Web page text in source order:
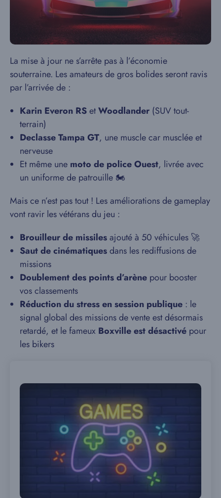
La mise à jour ne s’arrête pas à l’économie
souterraine. Les amateurs de gros bolides seront ravis
par l’arrivée de :
Karin Everon RSetWoodlander (SUV tout-
terrain)
Declasse Tampa GT, une muscle car musclée et
nerveuse
Et même une moto de police Ouest, livrée avec
un uniforme de patrouille 🏍️
Mais ce n’est pas tout ! Les améliorations de gameplay
vont ravir les vétérans du jeu :
Brouilleur de missilesajouté à 50 véhicules 🚀
Saut de cinématiquesdans les rediffusions de
missions
Doublement des points d’arène pour booster
vos classements
Réduction du stress en session publique : le
signal global des missions de vente est désormais
retardé, et le fameux Boxville est désactivé pour
les bikers